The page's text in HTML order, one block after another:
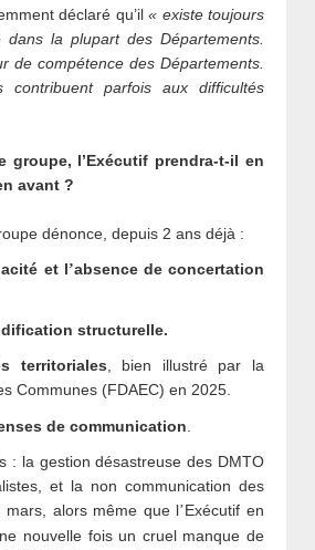
déclaré qu’il« existe toujours
la plupart des Départements.
compétence des Départements.
contribuent parfois aux difficultés
l’Exécutif prendra-t-il en
avant ?
dénonce, depuis 2 ans déjà :
et l’absence de concertation
structurelle.
territoriales
bien illustré par la
Communes (FDAEC) en 2025.
ses de communication
: la gestion désastreuse des DMTO
et la non communication des
mars, alors même que l’Exécutif en
nouvelle fois un cruel manque de